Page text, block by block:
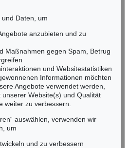
038
595
Daten, um
anzubieten und zu
Maßnahmen gegen Spam, Betrug
und Websitestatistiken
Informationen möchten
Angebote verwendet werden,
Website(s) und Qualität
weiter zu verbessern.
auswählen, verwenden wir
um
und zu verbessern